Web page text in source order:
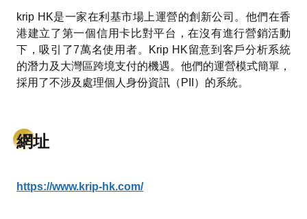
krip HK是一家在利基市場上運營的創新公司。他們在香
港建立了第一個信用卡比對平台，在沒有進行營銷活動
下，吸引了7萬名使用者。Krip HK留意到客戶分析系統
的潛力及大灣區跨境支付的機遇。他們的運營模式簡單，
採用了不涉及處理個人身份資訊（PII）的系統。
網址
https://www.krip-hk.com/